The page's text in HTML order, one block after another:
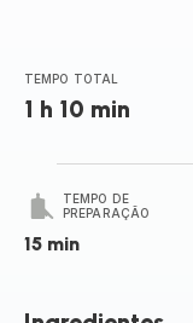
TEMPO TOTAL
1 h 10 min
TEMPO DE
PREPARAÇÃO
15 min